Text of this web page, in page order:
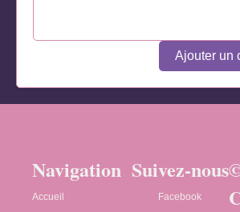
Ajouter un
Navigation
Accueil
Suivez-nous
Facebook